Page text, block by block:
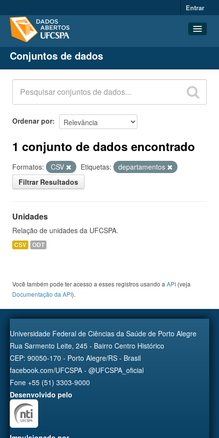
Entrar
Conjuntos de dados
Organizações
Grupos
Sobre
Conjuntos de dados
Ordenar por
1 conjunto de dados encontrado
Formatos: CSV Etiquetas:
departamentos
Filtrar Resultados
Unidades
Relação de unidades da UFCSPA.
CSV ODT
Você também pode ter acesso a esses registros usando a API (veja
Documentação da API).
Universidade Federal de Ciências da Saúde de Porto Alegre
Rua Sarmento Leite, 245 - Bairro Centro Histórico
CEP: 90050-170 - Porto Alegre/RS - Brasil
facebook.com/UFCSPA - @UFCSPA_oficial
Fone +55 (51) 3303-9000
Desenvolvido pelo